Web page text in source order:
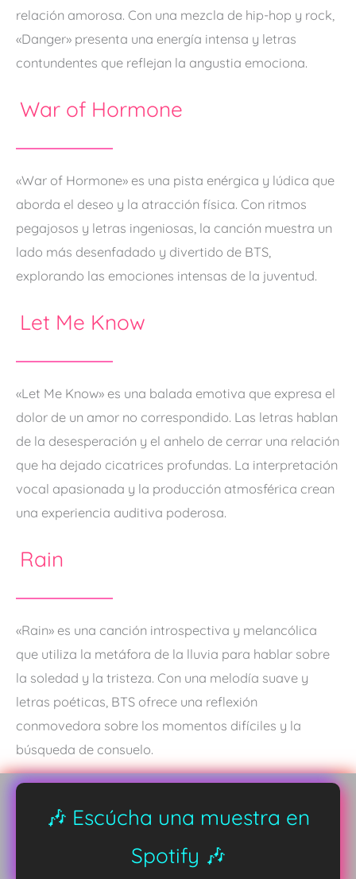
relación amorosa. Con una mezcla de hip-hop y rock,
«Danger» presenta una energía intensa y letras
contundentes que reflejan la angustia emociona.
War of Hormone
«War of Hormone» es una pista enérgica y lúdica que
aborda el deseo y la atracción física. Con ritmos
pegajosos y letras ingeniosas, la canción muestra un
lado más desenfadado y divertido de BTS,
explorando las emociones intensas de la juventud.
Let Me Know
«Let Me Know» es una balada emotiva que expresa el
dolor de un amor no correspondido. Las letras hablan
de la desesperación y el anhelo de cerrar una relación
que ha dejado cicatrices profundas. La interpretación
vocal apasionada y la producción atmosférica crean
una experiencia auditiva poderosa​.
Rain
«Rain» es una canción introspectiva y melancólica
que utiliza la metáfora de la lluvia para hablar sobre
la soledad y la tristeza. Con una melodía suave y
letras poéticas, BTS ofrece una reflexión
conmovedora sobre los momentos difíciles y la
búsqueda de consuelo.
🎶 Escúcha una muestra en
Spotify 🎶